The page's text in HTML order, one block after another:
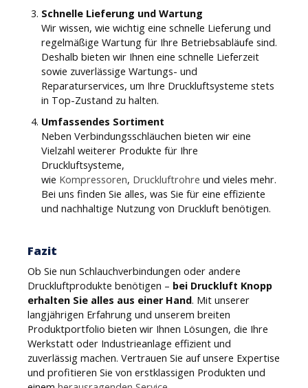
Schnelle Lieferung und Wartung
Wir wissen, wie wichtig eine schnelle Lieferung und
regelmäßige Wartung für Ihre Betriebsabläufe sind.
Deshalb bieten wir Ihnen eine schnelle Lieferzeit
sowie zuverlässige Wartungs- und
Reparaturservices, um Ihre Druckluftsysteme stets
in Top-Zustand zu halten.
Umfassendes Sortiment
Neben Verbindungsschläuchen bieten wir eine
Vielzahl weiterer Produkte für Ihre
Druckluftsysteme,
wie Kompressoren, Druckluftrohre und vieles mehr.
Bei uns finden Sie alles, was Sie für eine effiziente
und nachhaltige Nutzung von Druckluft benötigen.
Fazit
Ob Sie nun Schlauchverbindungen oder andere
Druckluftprodukte benötigen – bei Druckluft Knopp
erhalten Sie alles aus einer Hand. Mit unserer
langjährigen Erfahrung und unserem breiten
Produktportfolio bieten wir Ihnen Lösungen, die Ihre
Werkstatt oder Industrieanlage effizient und
zuverlässig machen. Vertrauen Sie auf unsere Expertise
und profitieren Sie von erstklassigen Produkten und